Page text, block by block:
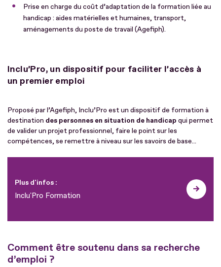
Prise en charge du coût d’adaptation de la formation liée au
handicap : aides matérielles et humaines, transport,
aménagements du poste de travail (Agefiph).
Inclu’Pro, un dispositif pour faciliter l’accès à
un premier emploi
Proposé par l’Agefiph, Inclu’Pro est un dispositif de formation à
destination des personnes en situation de handicap qui permet
de valider un projet professionnel, faire le point sur les
compétences, se remettre à niveau sur les savoirs de base...
Plus d'infos :
Inclu'Pro Formation
Comment être soutenu dans sa recherche
d’emploi ?